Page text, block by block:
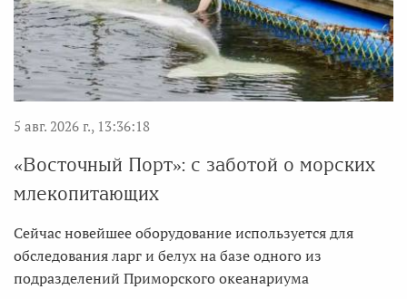
5 авг. 2026 г., 13:36:18
«Восточный Порт»: с заботой о морских
млекопитающих
Сейчас новейшее оборудование используется для
обследования ларг и белух на базе одного из
подразделений Приморского океанариума